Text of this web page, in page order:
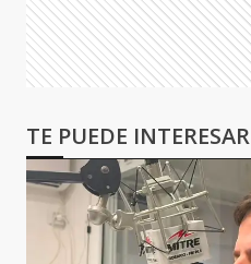
TE PUEDE INTERESAR